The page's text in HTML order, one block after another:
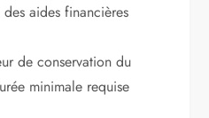
aides financières
de conservation du
minimale requise